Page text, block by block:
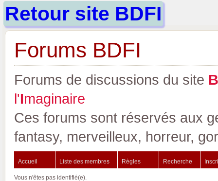
Retour site BDFI
Forums BDFI
Forums de discussions du site B
l'Imaginaire
Ces forums sont réservés aux
fantasy, merveilleux, horreur,
Accueil Liste des membres Règles Recherche
Vous n'êtes pas identifié(e).